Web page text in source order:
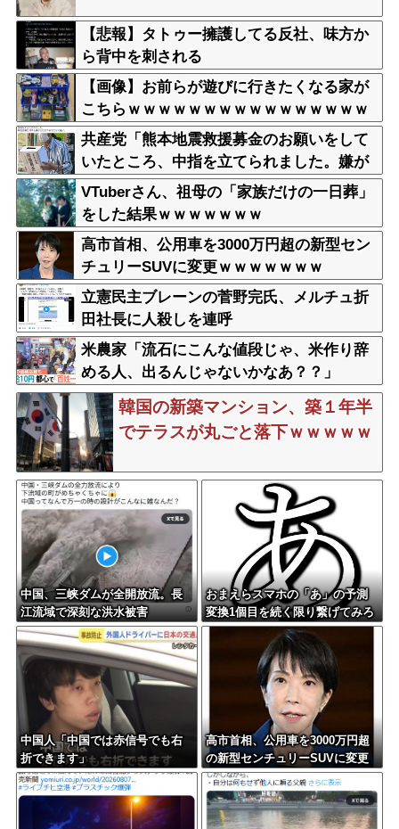
【悲報】タトゥー擁護してる反社、味方か
ら背中を刺される
【画像】お前らが遊びに行きたくなる家が
こちらｗｗｗｗｗｗｗｗｗｗｗｗｗｗｗｗ
ｗｗｗｗｗｗｗｗｗｗｗｗｗｗｗｗ
共産党「熊本地震救援募金のお願いをして
いたところ、中指を立てられました。嫌が
らせ酷い」
VTuberさん、祖母の「家族だけの一日葬」
をした結果ｗｗｗｗｗｗｗ
高市首相、公用車を3000万円超の新型セン
チュリーSUVに変更ｗｗｗｗｗｗｗ
立憲民主ブレーンの菅野完氏、メルチュ折
田社長に人殺しを連呼
米農家「流石にこんな値段じゃ、米作り辞
める人、出るんじゃないかなあ？？」
韓国の新築マンション、築１年半
でテラスが丸ごと落下ｗｗｗｗｗ
中国、三峡ダムが全開放流。長
江流域で深刻な洪水被害
おまえらスマホの「あ」の予測
変換1個目を続く限り繋げてみろ
wwwwwww
中国人「中国では赤信号でも右
折できます」
高市首相、公用車を3000万円超
の新型センチュリーSUVに変更
ｗｗｗｗｗｗｗ